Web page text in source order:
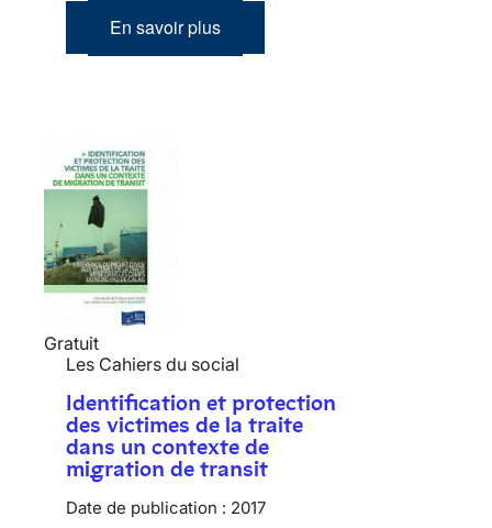
En savoir plus
Gratuit
Les Cahiers du social
Identification et protection
des victimes de la traite
dans un contexte de
migration de transit
Date de publication : 2017